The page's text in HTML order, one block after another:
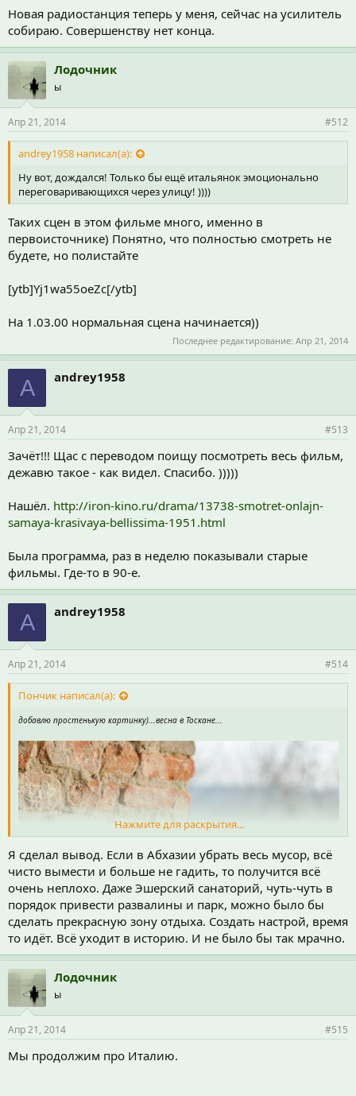
Новая радиостанция теперь у меня, сейчас на усилитель
собираю. Совершенству нет конца.
Лодочник
ы
Апр 21, 2014 #512
andrey1958 написал(а):
Ну вот, дождался! Только бы ещё итальянок эмоционально
переговаривающихся через улицу! ))))
Таких сцен в этом фильме много, именно в
первоисточнике) Понятно, что полностью смотреть не
будете, но полистайте
[ytb]Yj1wa55oeZc[/ytb]
На 1.03.00 нормальная сцена начинается))
Последнее редактирование: Апр 21, 2014
A andrey1958
Апр 21, 2014 #513
Зачёт!!! Щас с переводом поищу посмотреть весь фильм,
дежавю такое - как видел. Спасибо. )))))
Нашёл. http://iron-kino.ru/drama/13738-smotret-onlajn-
samaya-krasivaya-bellissima-1951.html
Была программа, раз в неделю показывали старые
фильмы. Где-то в 90-е.
A andrey1958
Апр 21, 2014 #514
Пончик написал(а):
добавлю простенькую картинку)...весна в Тоскане...
Нажмите для раскрытия...
Я сделал вывод. Если в Абхазии убрать весь мусор, всё
чисто вымести и больше не гадить, то получится всё
очень неплохо. Даже Эшерский санаторий, чуть-чуть в
порядок привести развалины и парк, можно было бы
сделать прекрасную зону отдыха. Создать настрой, время
то идёт. Всё уходит в историю. И не было бы так мрачно.
Лодочник
ы
Апр 21, 2014 #515
Мы продолжим про Италию.